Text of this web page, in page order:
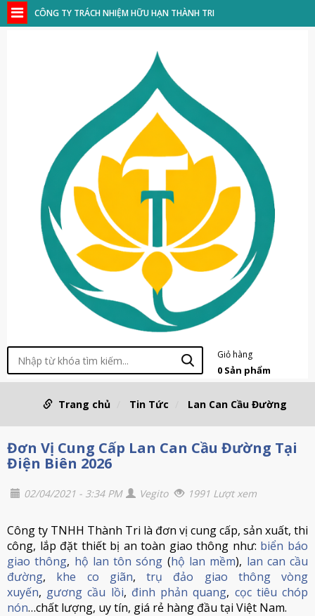
CÔNG TY TRÁCH NHIỆM HỮU HẠN THÀNH TRI
Giỏ hàng
0 Sản phẩm
Trang chủ Tin Tức Lan Can Cầu Đường
Đơn Vị Cung Cấp Lan Can Cầu Đường Tại
Điện Biên 2026
02/04/2021 - 3:34 PM Vegito 1991 Lượt xem
Công ty TNHH Thành Tri là đơn vị cung cấp, sản xuất, thi
công, lắp đặt thiết bị an toàn giao thông như: biển báo
giao thông, hộ lan tôn sóng (hộ lan mềm), lan can cầu
đường, khe co giãn, trụ đảo giao thông vòng
xuyến, gương cầu lồi, đinh phản quang, cọc tiêu chóp
nón…chất lượng, uy tín, giá rẻ hàng đầu tại Việt Nam.